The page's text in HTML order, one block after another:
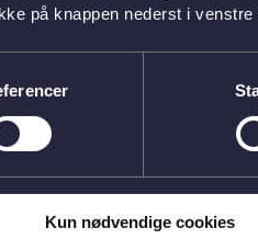
på knappen nederst i venstre
Kun nødvendige cookies